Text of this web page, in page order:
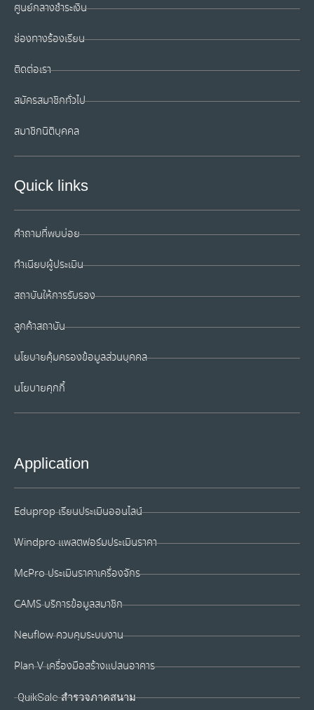
ศูนย์กลางชำระเงิน
ช่องทางร้องเรียน
ติดต่อเรา
สมัครสมาชิกทั่วไป
สมาชิกนิติบุคคล
Quick links
คำถามที่พบบ่อย
ทำเนียบผู้ประเมิน
สถาบันให้การรับรอง
ลูกค้าสถาบัน
นโยบายคุ้มครองข้อมูลส่วนบุคคล
นโยบายคุกกี้
Application
Eduprop เรียนประเมินออนไลน์
Windpro แพลตฟอร์มประเมินราคา
McPro ประเมินราคาเครื่องจักร
CAMS บริการข้อมูลสมาชิก
Neuflow ควบคุมระบบงาน
Plan V เครื่องมือสร้างแปลนอาคาร
QuikSale สำรวจภาคสนาม